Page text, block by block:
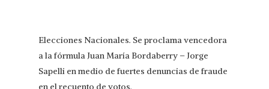
Elecciones Nacionales. Se proclama vencedora
a la fórmula Juan María Bordaberry – Jorge
Sapelli en medio de fuertes denuncias de fraude
en el recuento de votos.